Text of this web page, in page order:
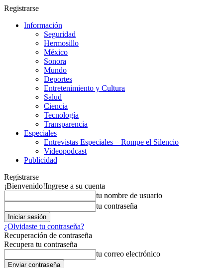
Registrarse
Información
Seguridad
Hermosillo
México
Sonora
Mundo
Deportes
Entretenimiento y Cultura
Salud
Ciencia
Tecnología
Transparencia
Especiales
Entrevistas Especiales – Rompe el Silencio
Videopodcast
Publicidad
Registrarse
¡Bienvenido!Ingrese a su cuenta
tu nombre de usuario
tu contraseña
¿Olvidaste tu contraseña?
Recuperación de contraseña
Recupera tu contraseña
tu correo electrónico